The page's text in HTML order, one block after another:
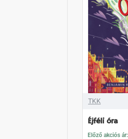
TKK
Éjféli óra
Előző akciós